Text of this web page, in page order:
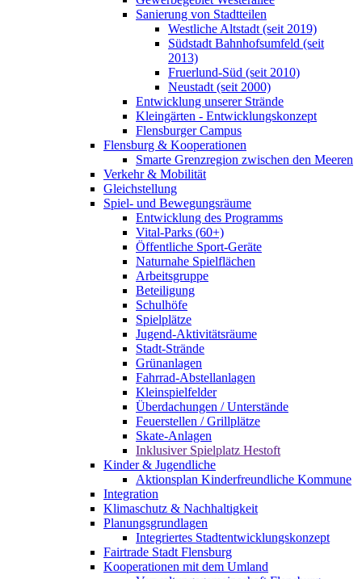
Sanierung von Stadtteilen
Westliche Altstadt (seit 2019)
Südstadt Bahnhofsumfeld (seit
2013)
Fruerlund-Süd (seit 2010)
Neustadt (seit 2000)
Entwicklung unserer Strände
Kleingärten - Entwicklungskonzept
Flensburger Campus
Flensburg & Kooperationen
Smarte Grenzregion zwischen den Meeren
Verkehr & Mobilität
Gleichstellung
Spiel- und Bewegungsräume
Entwicklung des Programms
Vital-Parks (60+)
Öffentliche Sport-Geräte
Naturnahe Spielflächen
Arbeitsgruppe
Beteiligung
Schulhöfe
Spielplätze
Jugend-Aktivitätsräume
Stadt-Strände
Grünanlagen
Fahrrad-Abstellanlagen
Kleinspielfelder
Überdachungen / Unterstände
Feuerstellen / Grillplätze
Skate-Anlagen
Inklusiver Spielplatz Hestoft
Kinder & Jugendliche
Aktionsplan Kinderfreundliche Kommune
Integration
Klimaschutz & Nachhaltigkeit
Planungsgrundlagen
Integriertes Stadtentwicklungskonzept
Fairtrade Stadt Flensburg
Kooperationen mit dem Umland